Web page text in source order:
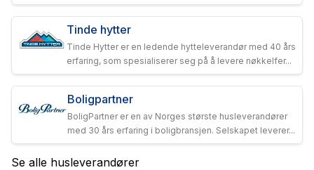
Tinde hytter
Tinde Hytter er en ledende hytteleverandør med 40 års
erfaring, som spesialiserer seg på å levere nøkkelfer...
Boligpartner
BoligPartner er en av Norges største husleverandører
med 30 års erfaring i boligbransjen. Selskapet leverer...
Se alle husleverandører